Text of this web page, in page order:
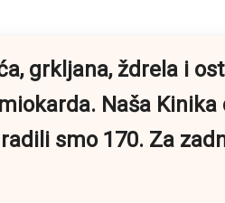
grkljana, ždrela i
Naša
smo 170. Za